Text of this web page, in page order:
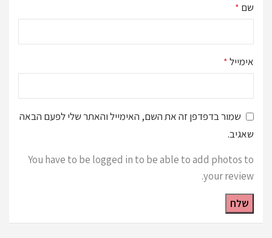
שם *
אימייל*
שמור בדפדפן זה את השם, האימייל והאתר שלי לפעם הבאה
שאגיב.
You have to be logged in to be able to add photos to
your review.